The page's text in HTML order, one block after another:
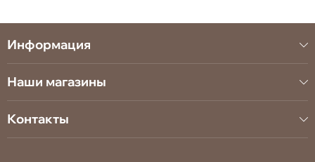
Информация
Наши магазины
Контакты